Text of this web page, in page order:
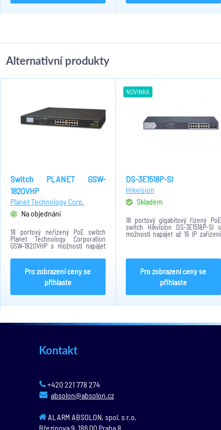
Alternativní produkty
Switch PLANET GSW-
1820VHP
Planet Technology Corp.
Na objednání
18 portový neřízený PoE switch
Planet Technology Corporation
GSW-1820VHP s možností napájet
až 16 IP zařízení současně do
maximálního výkonu 300W,
30W/port dosah 100 metrů, extend
mode až 250 metrů, avšak...
Pro zobrazení ceny se
přihlaste
NOVINKA
DS-3E1518P-SI
Hikvision
Skladem
18 portový gigabitový řízený PoE
switch Hikvision DS-3E1518P-SI s
možností napájet až 16 IP zařízení
současně do maximálního výkonu
metrů. 2xSFP...
Pro zobrazení ceny se
přihlaste
Kontakt
+420 221 778 274
absolon@absolon.cz
ALARM ABSOLON, spol. s r.o.
Březinova 9, 186 00 Praha 8